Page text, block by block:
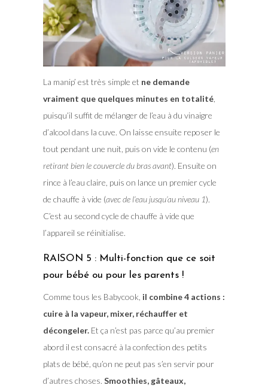
La manip’ est très simple et ne demande
vraiment que quelques minutes en totalité,
puisqu’il suffit de mélanger de l’eau à du vinaigre
d’alcool dans la cuve. On laisse ensuite reposer le
tout pendant une nuit, puis on vide le contenu (en
retirant bien le couvercle du bras avant). Ensuite on
rince à l’eau claire, puis on lance un premier cycle
de chauffe à vide (avec de l’eau jusqu’au niveau 1).
C’est au second cycle de chauffe à vide que
l’appareil se réinitialise.
RAISON 5 : Multi-fonction que ce soit
pour bébé ou pour les parents !
Comme tous les Babycook, il combine 4 actions :
cuire à la vapeur, mixer, réchauffer et
décongeler.Et ça n’est pas parce qu’au premier
abord il est consacré à la confection des petits
plats de bébé, qu’on ne peut pas s’en servir pour
d’autres choses. Smoothies, gâteaux,